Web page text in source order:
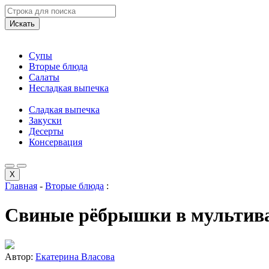
Искать
Супы
Вторые блюда
Салаты
Несладкая выпечка
Сладкая выпечка
Закуски
Десерты
Консервация
X
Главная - Вторые блюда :
Свиные рёбрышки в
Автор: Екатерина Власова